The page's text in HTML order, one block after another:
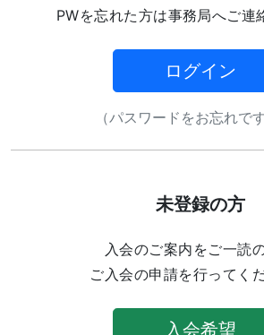
PWを忘れた方は事務局へご連
ログイン
（パスワードをお忘れで
未登録の方
入会のご案内をご一読の
ご入会の申請を行ってくだ
入会希望